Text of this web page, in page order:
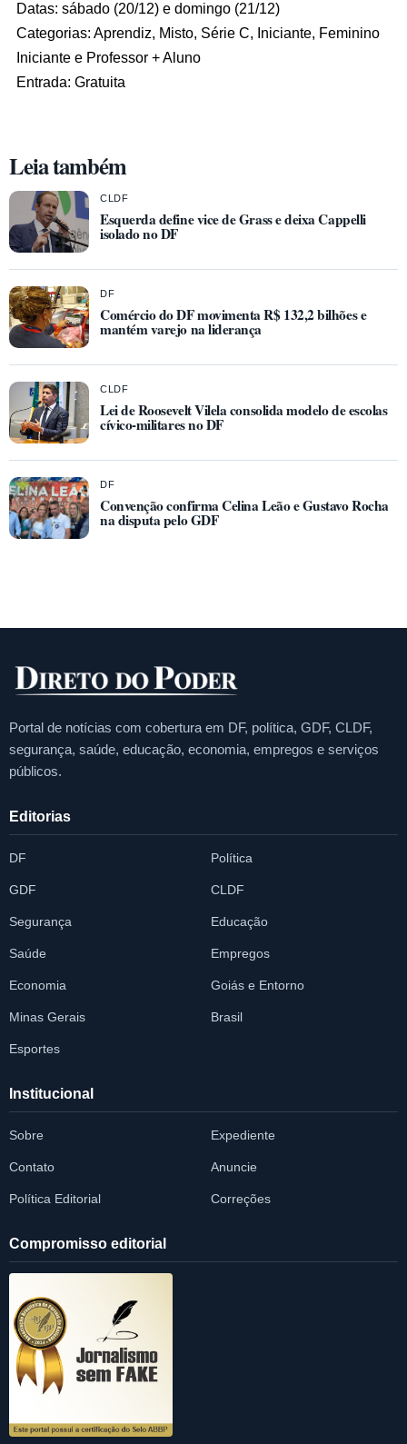
Datas: sábado (20/12) e domingo (21/12)
Categorias: Aprendiz, Misto, Série C, Iniciante, Feminino
Iniciante e Professor + Aluno
Entrada: Gratuita
Leia também
CLDF
Esquerda define vice de Grass e deixa Cappelli
isolado no DF
DF
Comércio do DF movimenta R$ 132,2 bilhões e
mantém varejo na liderança
CLDF
Lei de Roosevelt Vilela consolida modelo de escolas
cívico-militares no DF
DF
Convenção confirma Celina Leão e Gustavo Rocha
na disputa pelo GDF
Portal de notícias com cobertura em DF, política, GDF, CLDF,
segurança, saúde, educação, economia, empregos e serviços
públicos.
Editorias
DF Política
GDF CLDF
Segurança Educação
Saúde Empregos
Economia Goiás e Entorno
Minas Gerais Brasil
Esportes
Institucional
Sobre Expediente
Contato Anuncie
Política Editorial Correções
Compromisso editorial